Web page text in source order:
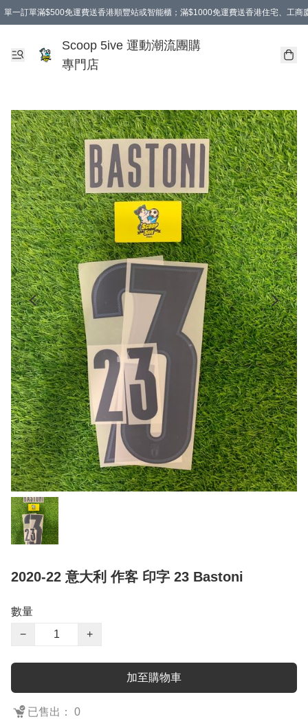
單一訂單滿$500免運費送香港順豐站或智能櫃；滿$1000免運費送香港住宅、工商
Scoop 5ive 運動潮流團購
專門店
2020-22 意大利 作客 印字 23 Bastoni
數量
−
+
加至購物車
已售出： 0